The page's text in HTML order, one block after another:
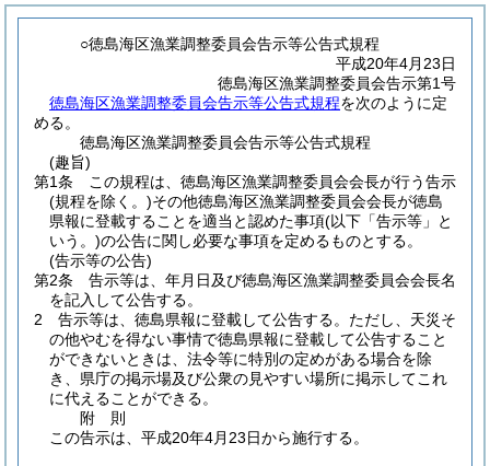
○徳島海区漁業調整委員会告示等公告式規程
平成20年4月23日
徳島海区漁業調整委員会告示第1号
徳島海区漁業調整委員会告示等公告式規程を次のように定
める。
徳島海区漁業調整委員会告示等公告式規程
(趣旨)
第1条
この規程は、徳島海区漁業調整委員会会長が行う告示
(規程を除く。)その他徳島海区漁業調整委員会会長が徳島
県報に登載することを適当と認めた事項(以下「告示等」と
いう。)の公告に関し必要な事項を定めるものとする。
(告示等の公告)
第2条
告示等は、年月日及び徳島海区漁業調整委員会会長名
を記入して公告する。
2
告示等は、徳島県報に登載して公告する。 ただし、天災そ
の他やむを得ない事情で徳島県報に登載して公告すること
ができないときは、法令等に特別の定めがある場合を除
き、県庁の掲示場及び公衆の見やすい場所に掲示してこれ
に代えることができる。
附 則
この告示は、平成20年4月23日から施行する。